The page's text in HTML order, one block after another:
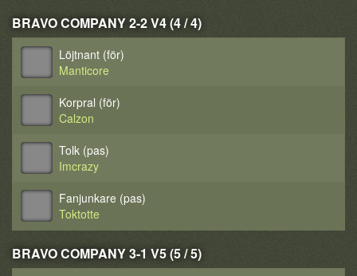
BRAVO COMPANY 2-2 V4 (4 / 4)
Löjtnant (för)
Manticore
Korpral (för)
Calzon
Tolk (pas)
Imcrazy
Fanjunkare (pas)
Toktotte
BRAVO COMPANY 3-1 V5 (5 / 5)